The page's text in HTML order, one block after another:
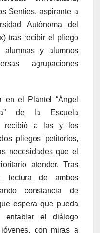
Sentíes, aspirante a
Autónoma del
tras recibir el pliego
y alumnos
agrupaciones
en el Plantel “Ángel
de la Escuela
recibió a las y los
pliegos petitorios,
necesidades que el
atender. Tras
lectura de ambos
constancia de
espera que pueda
entablar el diálogo
con miras a